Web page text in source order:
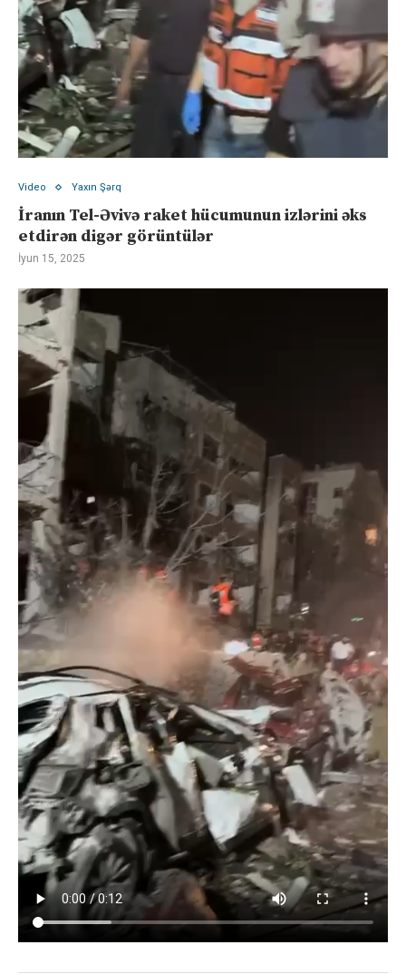
Video Yaxın Şərq
İranın Tel-Əvivə raket hücumunun izlərini əks
etdirən digər görüntülər
İyun 15, 2025